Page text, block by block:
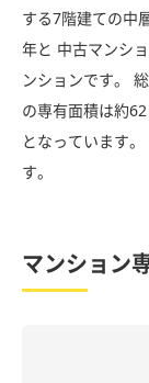
する7階建ての中
年と 中古マンシ
ンションです。
の専有面積は約
となっています
す。
マンション